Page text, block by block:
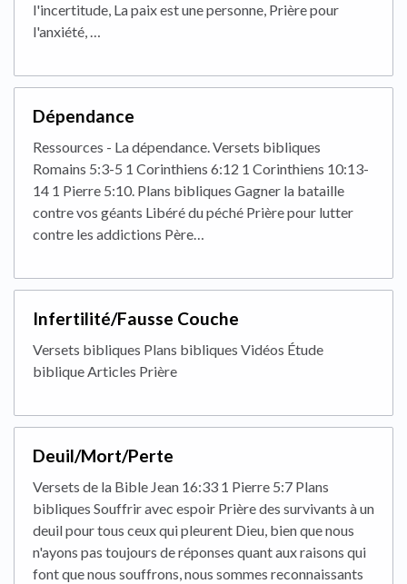
l'incertitude, La paix est une personne, Prière pour
l'anxiété, …
Dépendance
Ressources - La dépendance. Versets bibliques
Romains 5:3-5 1 Corinthiens 6:12 1 Corinthiens 10:13-
14 1 Pierre 5:10. Plans bibliques Gagner la bataille
contre vos géants Libéré du péché Prière pour lutter
contre les addictions Père…
Infertilité/Fausse Couche
Versets bibliques Plans bibliques Vidéos Étude
biblique Articles Prière
Deuil/Mort/Perte
Versets de la Bible Jean 16:33 1 Pierre 5:7 Plans
bibliques Souffrir avec espoir Prière des survivants à un
deuil pour tous ceux qui pleurent Dieu, bien que nous
n'ayons pas toujours de réponses quant aux raisons qui
font que nous souffrons, nous sommes reconnaissants